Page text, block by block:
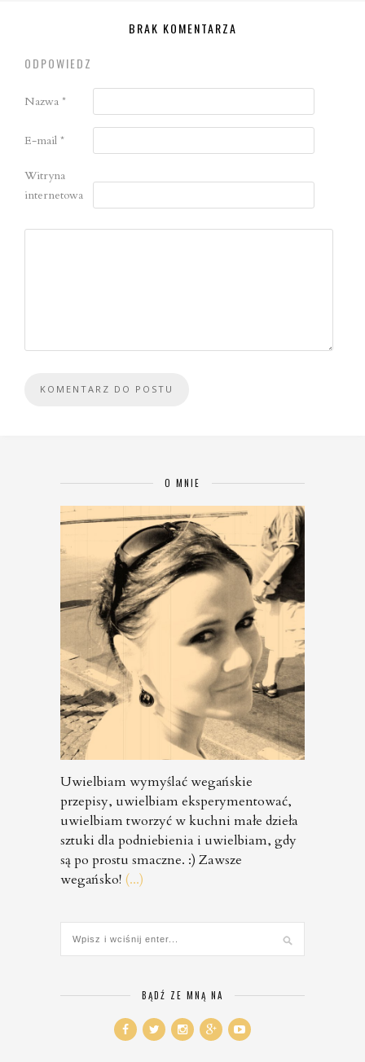
BRAK KOMENTARZA
ODPOWIEDZ
Nazwa *
E-mail *
Witryna
internetowa
O MNIE
Uwielbiam wymyślać wegańskie
przepisy, uwielbiam eksperymentować,
uwielbiam tworzyć w kuchni małe dzieła
sztuki dla podniebienia i uwielbiam, gdy
są po prostu smaczne. :) Zawsze
wegańsko! (...)
BĄDŹ ZE MNĄ NA